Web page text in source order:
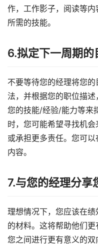
作，工作影子，阅读等
所需的技能。
6.拟定下一周期的
不要等待您的经理将您
法，并根据您的职位描述
您的技能/经验/能力等来
时，您可能希望寻找机会
或承担更多责任。您可
内容。
7.与您的经理分享
理想情况下，您应该在
的材料。这将帮助他们
您之间进行更有意义的